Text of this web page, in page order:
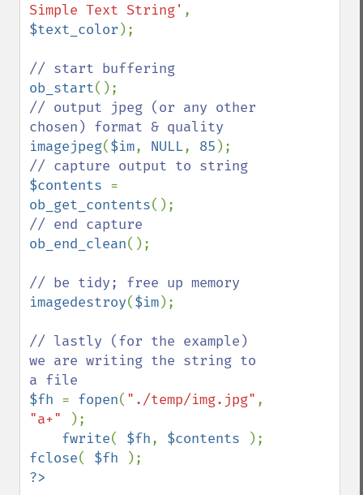
Simple Text String'
$text_color );
ob_start
// output jpeg (or any other
imagejpeg($im, NULL, 85
$contents
ob_get_contents
ob_end_clean();
imagedestroy($im);
// lastly (for the example)
we are writing the string to
$fh = fopen( "./temp/img.jpg"
"a+"
);
fwrite( $fh, $contents
fclose( $fh
?>